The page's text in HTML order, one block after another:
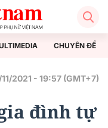
CHUYÊN ĐỀ
11/2021 - 19:57 (GMT+7)
đình tự